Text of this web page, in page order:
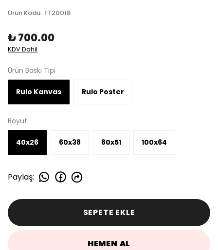
Ürün Kodu: FT20018
₺ 700.00
KDV Dahil
Ürün Baskı Tipi
Rulo Kanvas Rulo Poster
Boyut
40x26 60x38 80x51 100x64
Paylaş:
SEPETE EKLE
HEMEN AL